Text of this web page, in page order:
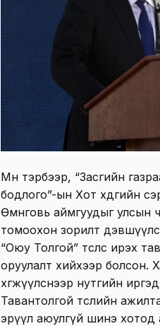
Мөн тэрбээр, “Засгийн
бодлого”-ын Хот хөдөөгийн
Өмнөговь аймгуудыг улсын
томоохон зорилт
“Оюу Толгой” төслөөс ирэх
оруулалт хийхээр болсон.
хөгжүүлснээр нутгийн
Тавантолгой төслийн
эрүүл аюулгүй шинэ